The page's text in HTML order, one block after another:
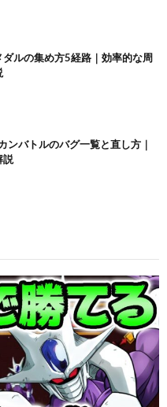
ダルの集め方5経路｜効率的な周
ンバトルのバグ一覧と直し方｜
説